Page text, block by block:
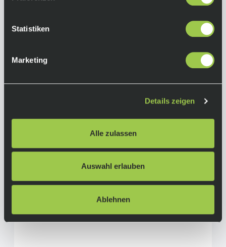
Statistiken
Marketing
Details zeigen
Alle zulassen
Auswahl erlauben
Ablehnen
Scott Addict RC Team, Sram Force AXS,
5.499,00 € Sale
Lieferzeit: 4-10 Tage In den Warenkorb